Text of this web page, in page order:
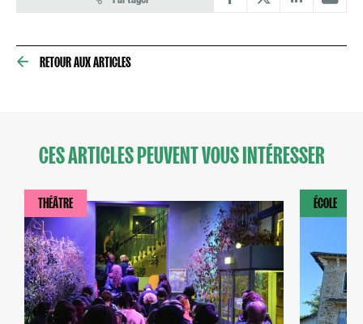
RETOUR AUX ARTICLES
CES ARTICLES PEUVENT VOUS INTÉRESSER
THÉÂTRE ÉCOLE